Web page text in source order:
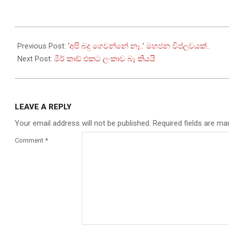
10-
14
Previous Post: ‘අපි බදු ගෙවන්නේ නෑ..’ මහජන විප්ලවයක්..
Next Post: මීර් කාඩ් එකට ලංකාව බෑ කියයි
LEAVE A REPLY
Your email address will not be published. Required fields are
Comment *